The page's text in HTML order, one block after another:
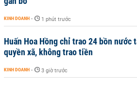
KINH DOANH - 1 phút trước
Huấn Hoa Hồng chỉ trao 24 bồn nước
quyền xã, không trao tiền
KINH DOANH - 3 giờ trước